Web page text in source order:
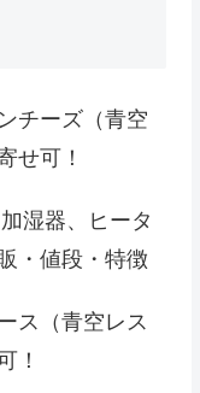
チーズ（青空
せ可！
湿器、ヒータ
・値段・特徴
ス（青空レス
！